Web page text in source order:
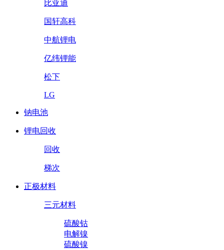
比亚迪
国轩高科
中航锂电
亿纬锂能
松下
LG
钠电池
锂电回收
回收
梯次
正极材料
三元材料
硫酸钴
电解镍
硫酸镍